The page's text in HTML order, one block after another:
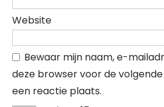
Website
Bewaar mijn naam, e-
deze browser voor de
een reactie plaats.